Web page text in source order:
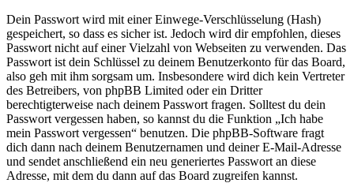
Dein Passwort wird mit einer Einwege-Verschlüsselung (Hash)
gespeichert, so dass es sicher ist. Jedoch wird dir empfohlen, dieses
Passwort nicht auf einer Vielzahl von Webseiten zu verwenden. Das
Passwort ist dein Schlüssel zu deinem Benutzerkonto für das Board,
also geh mit ihm sorgsam um. Insbesondere wird dich kein Vertreter
des Betreibers, von phpBB Limited oder ein Dritter
berechtigterweise nach deinem Passwort fragen. Solltest du dein
Passwort vergessen haben, so kannst du die Funktion „Ich habe
mein Passwort vergessen“ benutzen. Die phpBB-Software fragt
dich dann nach deinem Benutzernamen und deiner E-Mail-Adresse
und sendet anschließend ein neu generiertes Passwort an diese
Adresse, mit dem du dann auf das Board zugreifen kannst.